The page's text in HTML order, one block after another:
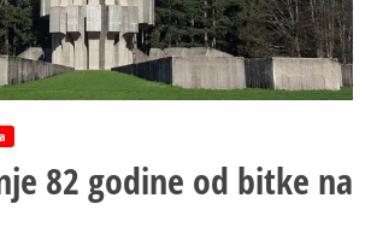
82 godine od bitke na